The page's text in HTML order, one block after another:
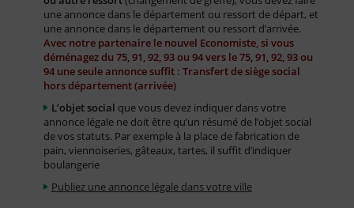
une annonce dans le département ou ressort de départ, et
une annonce dans le département ou ressort d’arrivée.
Avec notre partenaire le nouvel Economiste, si vous
déménagez du 75, 91, 92, 93 ou 94 vers le 75, 91, 92, 93 ou
94 une seule annonce suffit : Transfert de siège social
hors département (arrivée)
L’objet social que vous devez indiquer dans votre
annonce légale ne doit être qu’un résumé de l’objet social
de vos statuts. Par exemple à la place de fabrication de
pain, viennoiseries, gâteaux, tartes, il suffit d’indiquer
boulangerie
Publiez une annonce légale dans votre ville